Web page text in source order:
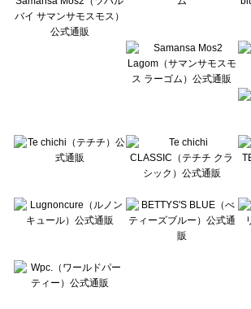
BETTY'S BLUE（べティーズブルー）のシューズ一覧
Wpc.（ワールドパーティー）のシューズ一覧